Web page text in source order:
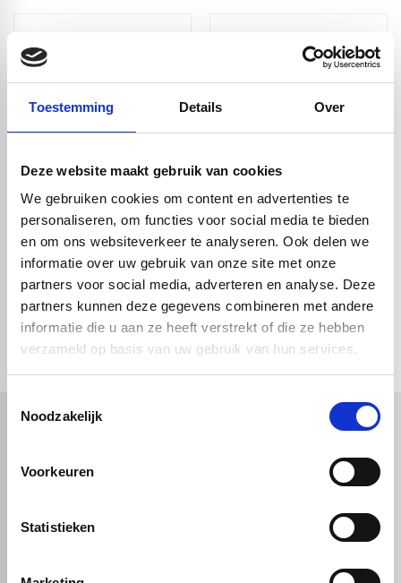
Toestemming Details Over
Deze website maakt gebruik van cookies
We gebruiken cookies om content en advertenties te
personaliseren, om functies voor social media te bieden
en om ons websiteverkeer te analyseren. Ook delen we
informatie over uw gebruik van onze site met onze
partners voor social media, adverteren en analyse. Deze
partners kunnen deze gegevens combineren met andere
informatie die u aan ze heeft verstrekt of die ze hebben
verzameld op basis van uw gebruik van hun services.
Noodzakelijk
Voorkeuren
Statistieken
Proefstukje
Plexiglas® GS -
Glashelder 4mm
Proefstukje
Glashelder 5mm
Vanaf € 750,- gratis bezorgd
check_circle Klanten geven Vos Kunststoffen een9,0/10na 2662 beoordelingen
check_circle 2-5 dagen levertijd
Kunststof voorzetramen
Kunststof platen
Technische kunststoffen